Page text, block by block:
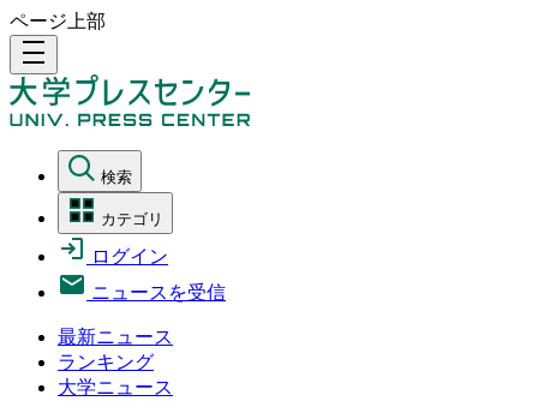
ページ上部
density_medium
検索
カテゴリ
ログイン
ニュースを受信
最新ニュース
ランキング
大学ニュース